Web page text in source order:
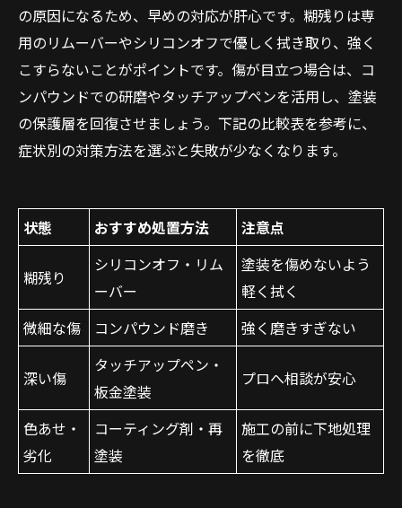
の原因になるため、早めの対応が肝心です。糊残りは専
用のリムーバーやシリコンオフで優しく拭き取り、強く
こすらないことがポイントです。傷が目立つ場合は、コ
ンパウンドでの研磨やタッチアップペンを活用し、塗装
の保護層を回復させましょう。下記の比較表を参考に、
症状別の対策方法を選ぶと失敗が少なくなります。
状態 おすすめ処置方法 注意点
糊残り
シリコンオフ・リム
ーバー
塗装を傷めないよう
軽く拭く
微細な傷
コンパウンド磨き 強く磨きすぎない
深い傷
タッチアップペン・
板金塗装
プロへ相談が安心
色あせ・
劣化
コーティング剤・再
塗装
施工の前に下地処理
を徹底